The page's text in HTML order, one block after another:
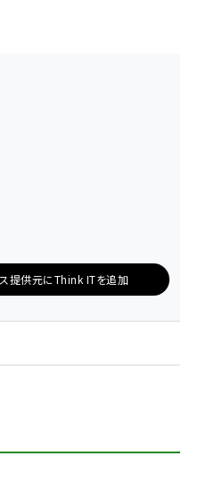
提供元にThink ITを追加